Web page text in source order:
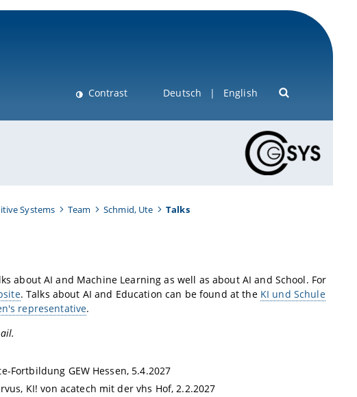
Contrast Deutsch English
Systems Team Schmid, Ute Talks
about AI and Machine Learning as well as about AI and School. For
. Talks about AI and Education can be found at the KI und Schule
representative.
Fortbildung GEW Hessen, 5.4.2027
KI! von acatech mit der vhs Hof, 2.2.2027